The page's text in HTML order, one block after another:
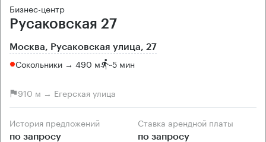
Бизнес-центр
Русаковская 27
Москва, Русаковская улица, 27
Сокольники → 490 м ~5 мин
910 м → Егерская улица
История предложений
по запросу
Ставка арендной платы
по запросу